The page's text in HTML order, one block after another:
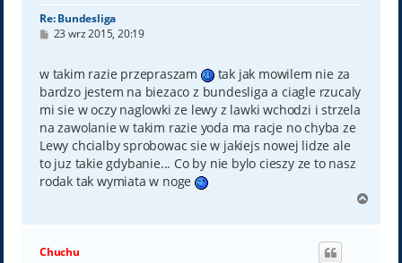
Re: Bundesliga
P
t
23 wrz 2015, 20:19
w takim razie przepraszam
tak jak mowilem nie za
bardzo jestem na biezaco z bundesliga a ciagle rzucaly
mi sie w oczy naglowki ze lewy z lawki wchodzi i strzela
na zawolanie w takim razie yoda ma racje no chyba ze
Lewy chcialby sprobowac sie w jakiejs nowej lidze ale
to juz takie gdybanie... Co by nie bylo cieszy ze to nasz
rodak tak wymiata w noge
g
Chuchu